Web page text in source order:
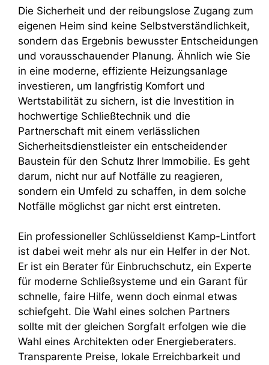
Die Sicherheit und der reibungslose Zugang zum
eigenen Heim sind keine Selbstverständlichkeit,
sondern das Ergebnis bewusster Entscheidungen
und vorausschauender Planung. Ähnlich wie Sie
in eine moderne, effiziente Heizungsanlage
investieren, um langfristig Komfort und
Wertstabilität zu sichern, ist die Investition in
hochwertige Schließtechnik und die
Partnerschaft mit einem verlässlichen
Sicherheitsdienstleister ein entscheidender
Baustein für den Schutz Ihrer Immobilie. Es geht
darum, nicht nur auf Notfälle zu reagieren,
sondern ein Umfeld zu schaffen, in dem solche
Notfälle möglichst gar nicht erst eintreten.
Ein professioneller Schlüsseldienst Kamp-Lintfort
ist dabei weit mehr als nur ein Helfer in der Not.
Er ist ein Berater für Einbruchschutz, ein Experte
für moderne Schließsysteme und ein Garant für
schnelle, faire Hilfe, wenn doch einmal etwas
schiefgeht. Die Wahl eines solchen Partners
sollte mit der gleichen Sorgfalt erfolgen wie die
Wahl eines Architekten oder Energieberaters.
Transparente Preise, lokale Erreichbarkeit und